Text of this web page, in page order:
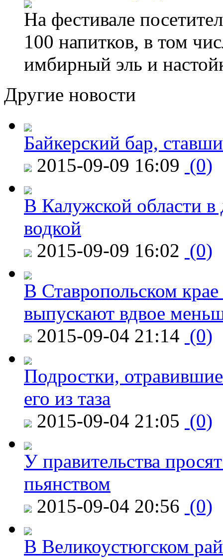
На фестивале
100 напитков, в том
имбирный эль и
Другие новости
Байкерский бар,
2015-09-09 16:09 (0)
В Калужской области в
водкой
2015-09-09 16:02 (0)
В Ставропольском
выпускают вдвое
2015-09-04 21:14 (0)
Подростки,
его из таза
2015-09-04 21:05 (0)
У правительства
пьянством
2015-09-04 20:56 (0)
В Великоустюгском